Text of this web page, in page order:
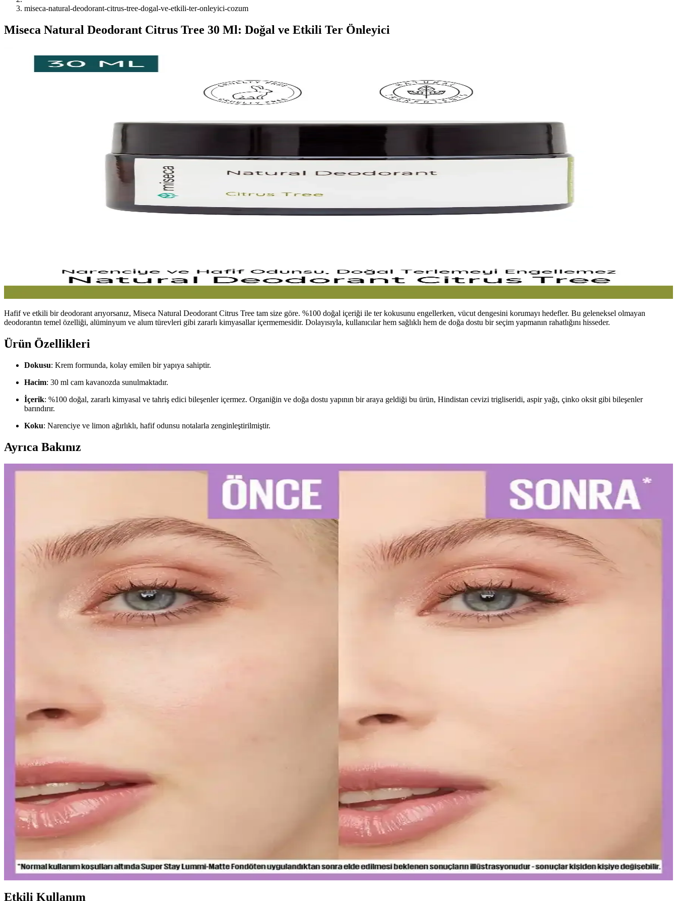
miseca-natural-deodorant-citrus-tree-dogal-ve-etkili-ter-onleyici-cozum
Miseca Natural Deodorant Citrus Tree 30 Ml: Doğal ve Etkili Ter Önleyici
Hafif ve etkili bir deodorant arıyorsanız, Miseca Natural Deodorant Citrus Tree tam size göre. %100 doğal içeriği ile ter kokusunu engellerken, vücut dengesini korumayı hedefler. Bu geleneksel olmayan
deodorantın temel özelliği, alüminyum ve alum türevleri gibi zararlı kimyasallar içermemesidir. Dolayısıyla, kullanıcılar hem sağlıklı hem de doğa dostu bir seçim yapmanın rahatlığını hisseder.
Ürün Özellikleri
Dokusu: Krem formunda, kolay emilen bir yapıya sahiptir.
Hacim: 30 ml cam kavanozda sunulmaktadır.
İçerik: %100 doğal, zararlı kimyasal ve tahriş edici bileşenler içermez. Organiğin ve doğa dostu yapının bir araya geldiği bu ürün, Hindistan cevizi trigliseridi, aspir yağı, çinko oksit gibi bileşenler
barındırır.
Koku: Narenciye ve limon ağırlıklı, hafif odunsu notalarla zenginleştirilmiştir.
Ayrıca Bakınız
Diş Hassasiyetini Azaltan Doğru Diş Macunu Seçimi ve Kullanım İpuçları
Diş hassasiyetini hafifletmek ve sağlıklı bir gülüşe ulaşmak için doğru diş macunu seçimi ve düzenli kullanım önemlidir. Uzman önerileriyle diş sağlığınızı koruyun.
Kalıcı Kalem Göz Makyajı: Uzun Süre Dayanan ve Pratik Kullanım İpuçları
Kalıcı kalem göz makyajı, suya ve tere dayanıklı formülleriyle uzun süre kalıcı ve net çizgiler sağlar. Uygulama ve bakım ipuçlarıyla gözlerinizi vurgulayın.
Kalıcı Oje Seçenekleri: Nail Master M377 ve M378 Modellerinin Detaylı Analizi
Nail Master M377 ve M378 modelleri, dayanıklılık ve parlaklık sunan kalıcı ojeler arasında öne çıkar. Bu modellerin özellikleri ve bakım önerileriyle uzun süre şık ve bakımlı kalabilirsiniz.
İslak Ruj Uygulama ve Bakım İpuçlarıyla Mükemmel Dudaklara Ulaşın
İslak rujun güzelliğini ortaya çıkarmak ve kalıcılığını artırmak için doğru uygulama teknikleri ve bakım önerileri. Dudakların temizliği, sınır çizimi ve kat kat uygulama ile mükemmel görünüm elde edin.
Japon ve Kore Güzellik Markalarının FDA Güneş Koruyucu Düzenlemelerine Uyum Stratejileri
Curel yoğun nemlendirici krem, hassas ve kuru ciltler için kokusuz, hızlı emilen bir nemlendirme sunar. Kullanıcılar kuruluk ve pürüzlerde iyileşme gözlemlerken, bazı ciltlerde olumsuz reaksiyonlar görülebilir.
Yapay Zeka ile Kozmetik Sektöründe Yenilikler ve Sunduğu Faydalar
Kozmetik endüstrisinde yapay zeka, ürün geliştirmeden müşteri deneyimine kadar birçok alanda devrim yaratıyor. Sürdürülebilirlik ve inovasyonun anahtarı olan bu teknolojiyi yakından inceleyin.
Gözaltı Kapatıcısında Doğal Görünüm İçin Ürün Seçimi ve Uygulama Yöntemleri
Gözaltı kapatıcısı seçimi ve uygulama teknikleriyle doğal görünüm yakalamak için hafif ürünler ve doğru uygulama yöntemleri önemlidir. İnce katmanlar ve uygun tonlar ile göz altlarınızda doğal parlaklık
sağlayabilirsiniz.
Ağız Bakımı ve Hijyenin Temel Unsurları: Günlük Diş Temizliği ve Koruyucu Ürünler
Diş macunu ve diş fırçası, ağız hijyeninin temel taşlarıdır. Florür içeren ürünler dişleri güçlendirir, düzenli kullanım sağlıklı gülüşler sağlar.
Uzun Süre Kalıcı ve Doğal Mat Fondötenler: Günlük Kullanım İçin En İyi Seçenekler ve İpuçları
Kalıcı ve doğal görünüm sunan mat fondötenler, suya ve tere dayanıklı formülleriyle gün boyu tazelik sağlar. Cilt tipine uygun seçenekler ve doğru uygulama ipuçlarıyla makyajınızı mükemmelleştirin.
Etkili Kullanım